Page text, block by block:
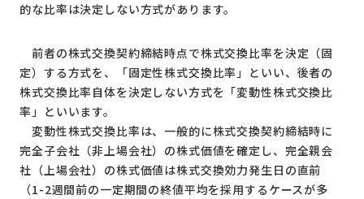
的な比率は決定しない方式があります。
前者の株式交換契約締結時点で株式交換比率を決定（固
定）する方式を、「固定性株式交換比率」といい、後者の
株式交換比率自体を決定しない方式を「変動性株式交換比
率」といいます。
変動性株式交換比率は、一般的に株式交換契約締結時に
完全子会社（非上場会社）の株式価値を確定し、完全親会
社（上場会社）の株式価値は株式交換効力発生日の直前
（1-2週間前の一定期間の終値平均を採用するケースが多